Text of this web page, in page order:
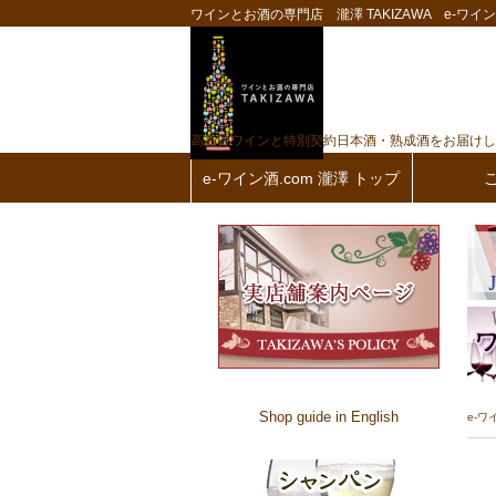
ワインとお酒の専門店 瀧澤 TAKIZAWA e-ワイ
高品質ワインと特別契約日本酒・熟成酒をお届け
e-ワイン酒.com 瀧澤 トップ
e-ワ
Shop guide in English